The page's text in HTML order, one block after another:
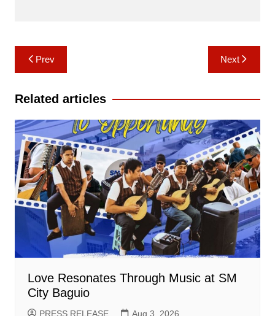
Post
navigation
Prev Next
Related articles
Love Resonates Through Music at SM
City Baguio
PRESS RELEASE Aug 3, 2026